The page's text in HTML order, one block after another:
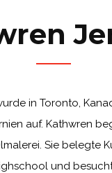
in Toronto,
auf. Kathwren
Sie belegte
und